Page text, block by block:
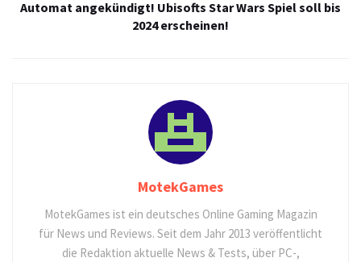
Automat angekündigt! Ubisofts Star Wars Spiel soll bis
2024 erscheinen!
MotekGames
MotekGames ist ein deutsches Online Gaming Magazin
für News und Reviews. Seit dem Jahr 2013 veröffentlicht
die Redaktion aktuelle News & Tests, über PC-,